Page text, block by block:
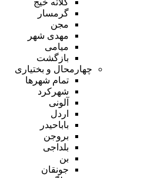
گرمسار
مجن
مهدی شهر
میامی
بازگشت
چهارمحال و بختیاری
تمام شهر‌ها
شهرکرد
آلونی
اردل
باباحیدر
بروجن
بلداجی
بن
جونقان